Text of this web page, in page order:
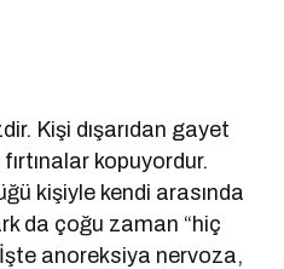
Kişi dışarıdan gayet
kopuyordur.
kişiyle kendi arasında
da çoğu zaman “hiç
anoreksiya nervoza,